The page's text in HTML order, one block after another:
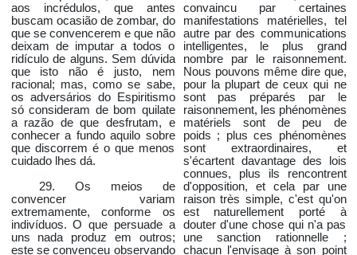
aos incrédulos, que antes
buscam ocasião de zombar, do
que se convencerem e que não
deixam de imputar a todos o
ridículo de alguns. Sem dúvida
que isto não é justo, nem
racional; mas, como se sabe,
os adversários do Espiritismo
só consideram de bom quilate
a razão de que desfrutam, e
conhecer a fundo aquilo sobre
que discorrem é o que menos
cuidado lhes dá.
29. Os meios de
convencer variam
extremamente, conforme os
indivíduos. O que persuade a
uns nada produz em outros;
este se convenceu observando
convaincu par certaines
manifestations matérielles, tel
autre par des communications
intelligentes, le plus grand
nombre par le raisonnement.
Nous pouvons même dire que,
pour la plupart de ceux qui ne
sont pas préparés par le
raisonnement, les phénomènes
matériels sont de peu de
poids ; plus ces phénomènes
sont extraordinaires, et
s'écartent davantage des lois
connues, plus ils rencontrent
d'opposition, et cela par une
raison très simple, c'est qu'on
est naturellement porté à
douter d'une chose qui n'a pas
une sanction rationnelle ;
chacun l'envisage à son point